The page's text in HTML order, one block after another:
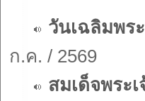
วันเฉลิมพร
ก.ค. / 2569
สมเด็จพระ